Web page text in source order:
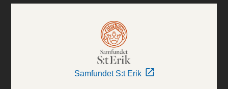
Samfundet S:t Erik